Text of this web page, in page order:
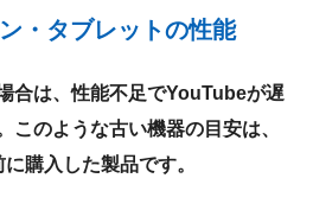
・タブレットの性能
合は、性能不足でYouTubeが遅
このような古い機器の目安は、
購入した製品です。